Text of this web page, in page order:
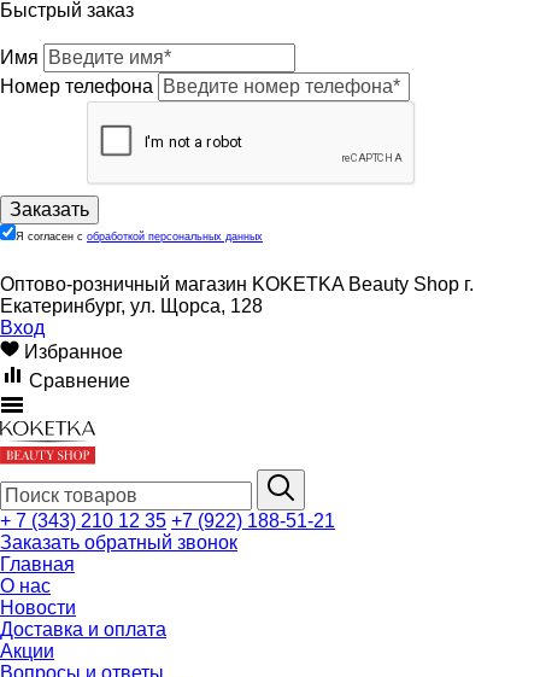
Быстрый заказ
Имя
Номер телефона
Я согласен с обработкой персональных данных
Оптово-розничный магазин KOKETKA Beauty Shop г.
Екатеринбург, ул. Щорса, 128
Вход
Избранное
Сравнение
+ 7 (343) 210 12 35 +7 (922) 188-51-21
Заказать обратный звонок
Главная
О нас
Новости
Доставка и оплата
Акции